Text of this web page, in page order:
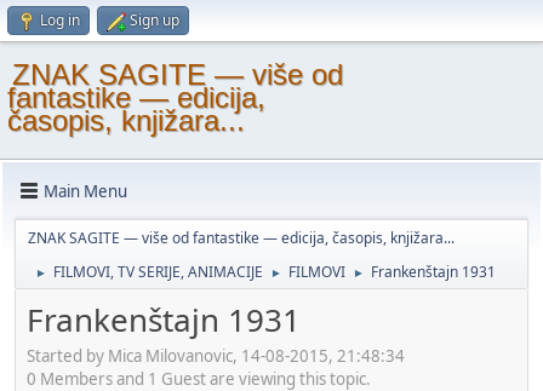
Log in Sign up
ZNAK SAGITE — više od
fantastike — edicija,
časopis, knjižara...
Main Menu
ZNAK SAGITE — više od fantastike — edicija, časopis, knjižara...
► FILMOVI, TV SERIJE, ANIMACIJE ► FILMOVI ► Frankenštajn 1931
Frankenštajn 1931
Started by Mica Milovanovic, 14-08-2015, 21:48:34
0 Members and 1 Guest are viewing this topic.